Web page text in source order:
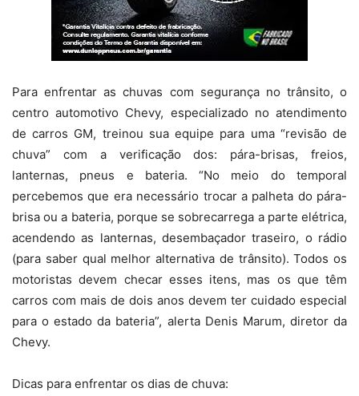
Para enfrentar as chuvas com segurança no trânsito, o
centro automotivo Chevy, especializado no atendimento
de carros GM, treinou sua equipe para uma “revisão de
chuva” com a verificação dos: pára-brisas, freios,
lanternas, pneus e bateria. “No meio do temporal
percebemos que era necessário trocar a palheta do pára-
brisa ou a bateria, porque se sobrecarrega a parte elétrica,
acendendo as lanternas, desembaçador traseiro, o rádio
(para saber qual melhor alternativa de trânsito). Todos os
motoristas devem checar esses itens, mas os que têm
carros com mais de dois anos devem ter cuidado especial
para o estado da bateria”, alerta Denis Marum, diretor da
Chevy.
Dicas para enfrentar os dias de chuva: